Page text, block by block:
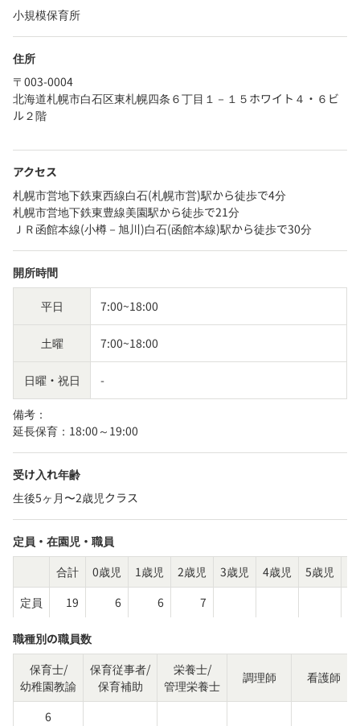
小規模保育所
住所
〒003-0004
北海道札幌市白石区東札幌四条６丁目１－１５ホワイト４・６ビ
ル２階
アクセス
札幌市営地下鉄東西線白石(札幌市営)駅から徒歩で4分
札幌市営地下鉄東豊線美園駅から徒歩で21分
ＪＲ函館本線(小樽－旭川)白石(函館本線)駅から徒歩で30分
開所時間
平日 7:00~18:00
土曜 7:00~18:00
日曜・祝日 -
備考：
延長保育：18:00～19:00
受け入れ年齢
生後5ヶ月〜2歳児クラス
定員・在園児・職員
合計
0歳児 1歳児 2歳児 3歳児 4歳児 5歳児
定員
19 6 6 7
職種別の職員数
保育士/
幼稚園教諭
保育従事者/
保育補助
栄養士/
管理栄養士
調理師 看護師
6